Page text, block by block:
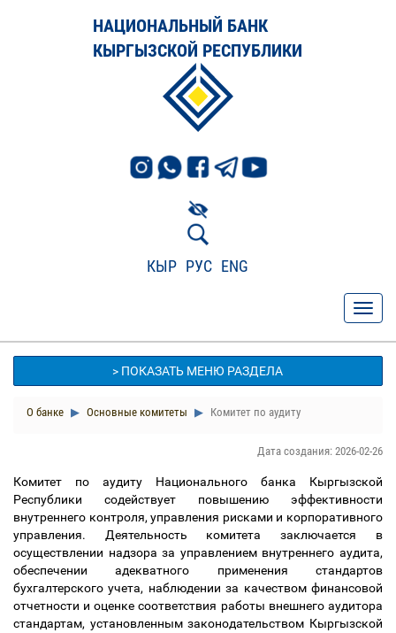
НАЦИОНАЛЬНЫЙ БАНК
КЫРГЫЗСКОЙ РЕСПУБЛИКИ
КЫР РУС ENG
> ПОКАЗАТЬ МЕНЮ РАЗДЕЛА
О банке Основные комитеты Комитет по аудиту
Дата создания: 2026-02-26
Комитет по аудиту Национального банка Кыргызской
Республики содействует повышению эффективности
внутреннего контроля, управления рисками и корпоративного
управления. Деятельность комитета заключается в
осуществлении надзора за управлением внутреннего аудита,
обеспечении адекватного применения стандартов
бухгалтерского учета, наблюдении за качеством финансовой
отчетности и оценке соответствия работы внешнего аудитора
стандартам, установленным законодательством Кыргызской